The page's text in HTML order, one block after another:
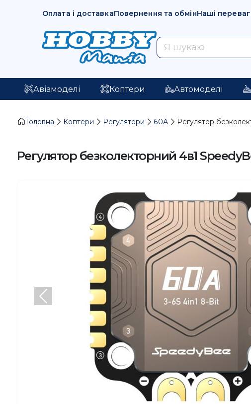
Оплата і доставкаПовернення та обмінНаші
Авіамоделі Коптери Автомоделі
Головна Коптери Регулятори 60А Регулятор
Регулятор безколекторний 4в1
Попередній